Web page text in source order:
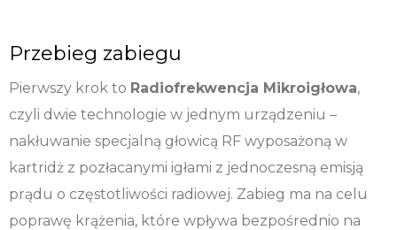
Przebieg zabiegu
Pierwszy krok to Radiofrekwencja Mikroigłowa,
czyli dwie technologie w jednym urządzeniu –
nakłuwanie specjalną głowicą RF wyposażoną w
kartridż z pozłacanymi igłami z jednoczesną emisją
prądu o częstotliwości radiowej. Zabieg ma na celu
poprawę krążenia, które wpływa bezpośrednio na